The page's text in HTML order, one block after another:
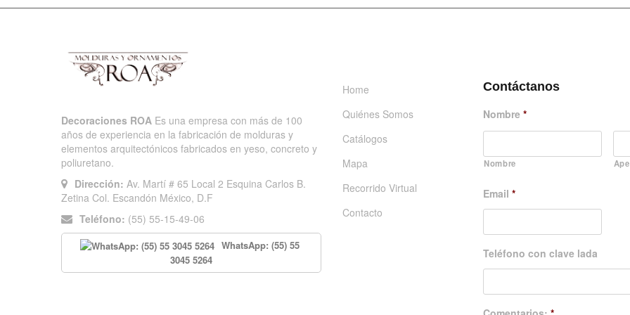
Decoraciones ROA Es una empresa con más de 100
años de experiencia en la fabricación de molduras y
elementos arquitectónicos fabricados en yeso, concreto y
poliuretano.
Dirección: Av. Martí # 65 Local 2 Esquina Carlos B.
Zetina Col. Escandón México, D.F
Teléfono: (55) 55-15-49-06
WhatsApp: (55) 55
3045 5264
Home
Quiénes Somos
Catálogos
Mapa
Recorrido Virtual
Contacto
Contáctanos
Nombre *
Nombre
Email *
Teléfono con clave lada